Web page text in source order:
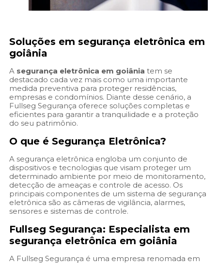
Soluções em segurança eletrônica em
goiânia
A segurança eletrônica em goiânia tem se
destacado cada vez mais como uma importante
medida preventiva para proteger residências,
empresas e condomínios. Diante desse cenário, a
Fullseg Segurança oferece soluções completas e
eficientes para garantir a tranquilidade e a proteção
do seu patrimônio.
O que é Segurança Eletrônica?
A segurança eletrônica engloba um conjunto de
dispositivos e tecnologias que visam proteger um
determinado ambiente por meio de monitoramento,
detecção de ameaças e controle de acesso. Os
principais componentes de um sistema de segurança
eletrônica são as câmeras de vigilância, alarmes,
sensores e sistemas de controle.
Fullseg Segurança: Especialista em
segurança eletrônica em goiânia
A Fullseg Segurança é uma empresa renomada em